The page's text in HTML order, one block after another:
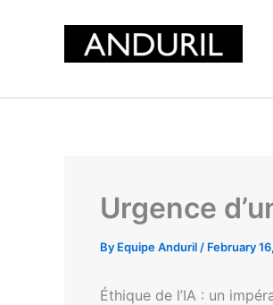
Urgence
By Equipe Anduril / February
Éthique de l’IA : un